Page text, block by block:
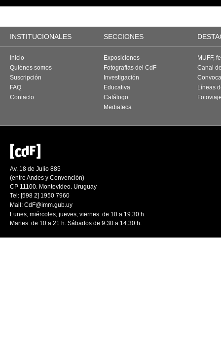
INSTITUCIONALES SECCIONES
Inicio
Quiénes somos
Suscripción
FAQ
Contacto
Exposiciones
Fotografías del CdF
Investigación
Educativa
Catálogo
Mediateca
MUFF,
Canal
Líneas
Av. 18 de Julio 885
(entre Andes y Convención)
CP 11100. Montevideo. Uruguay
Tel: [598 2] 1950 7960
Mail: CdF@imm.gub.uy
Lunes, miércoles, jueves, viernes: de 10 a 19.30 h.
Martes: de 10 a 21 h. Sábados de 9.30 a 14.30 h.